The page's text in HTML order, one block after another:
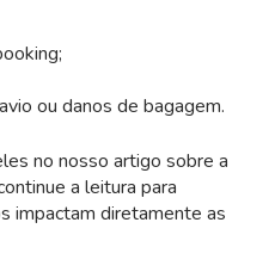
ou danos de bagagem.
no nosso artigo sobre a
a leitura para
impactam diretamente as